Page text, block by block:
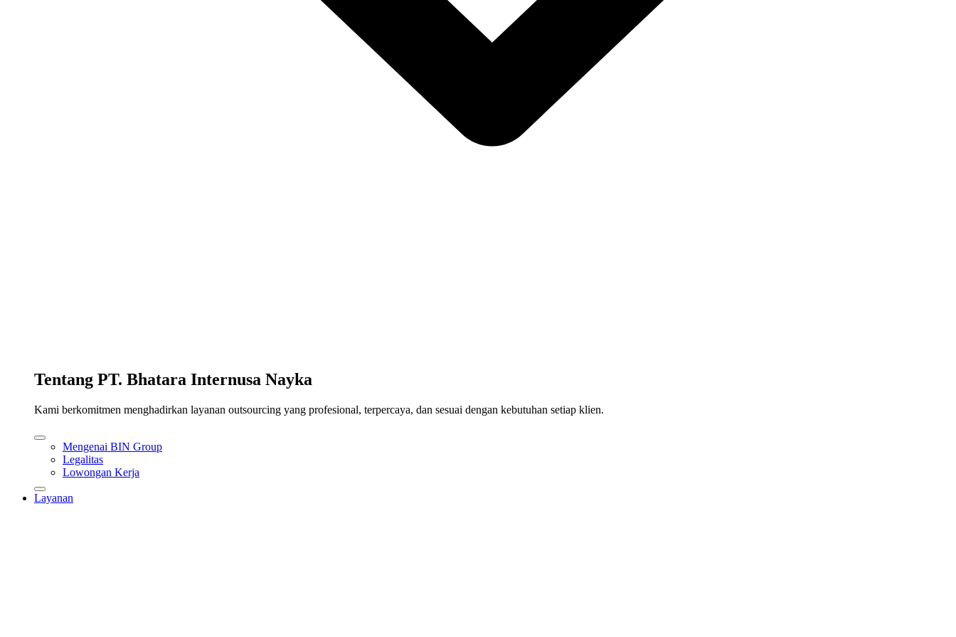
Tentang PT. Bhatara Internusa Nayka
Kami berkomitmen menghadirkan layanan outsourcing yang profesional, terpercaya, dan sesuai dengan kebutuhan setiap klien.
Mengenai BIN Group
Legalitas
Lowongan Kerja
Layanan